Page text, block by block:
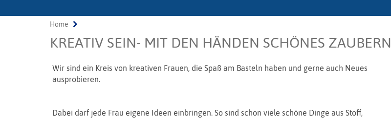
Home
KREATIV SEIN- MIT DEN HÄNDEN SCHÖNES ZAUBERN
Wir sind ein Kreis von kreativen Frauen, die Spaß am Basteln haben und gerne auch Neues
ausprobieren.
Dabei darf jede Frau eigene Ideen einbringen. So sind schon viele schöne Dinge aus Stoff,